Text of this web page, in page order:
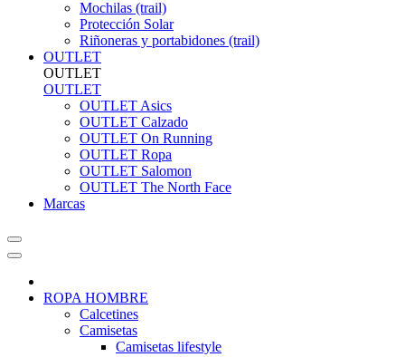
Mochilas (trail)
Protección Solar
Riñoneras y portabidones (trail)
OUTLET
OUTLET
OUTLET
OUTLET Asics
OUTLET Calzado
OUTLET On Running
OUTLET Ropa
OUTLET Salomon
OUTLET The North Face
Marcas
ROPA HOMBRE
Calcetines
Camisetas
Camisetas lifestyle